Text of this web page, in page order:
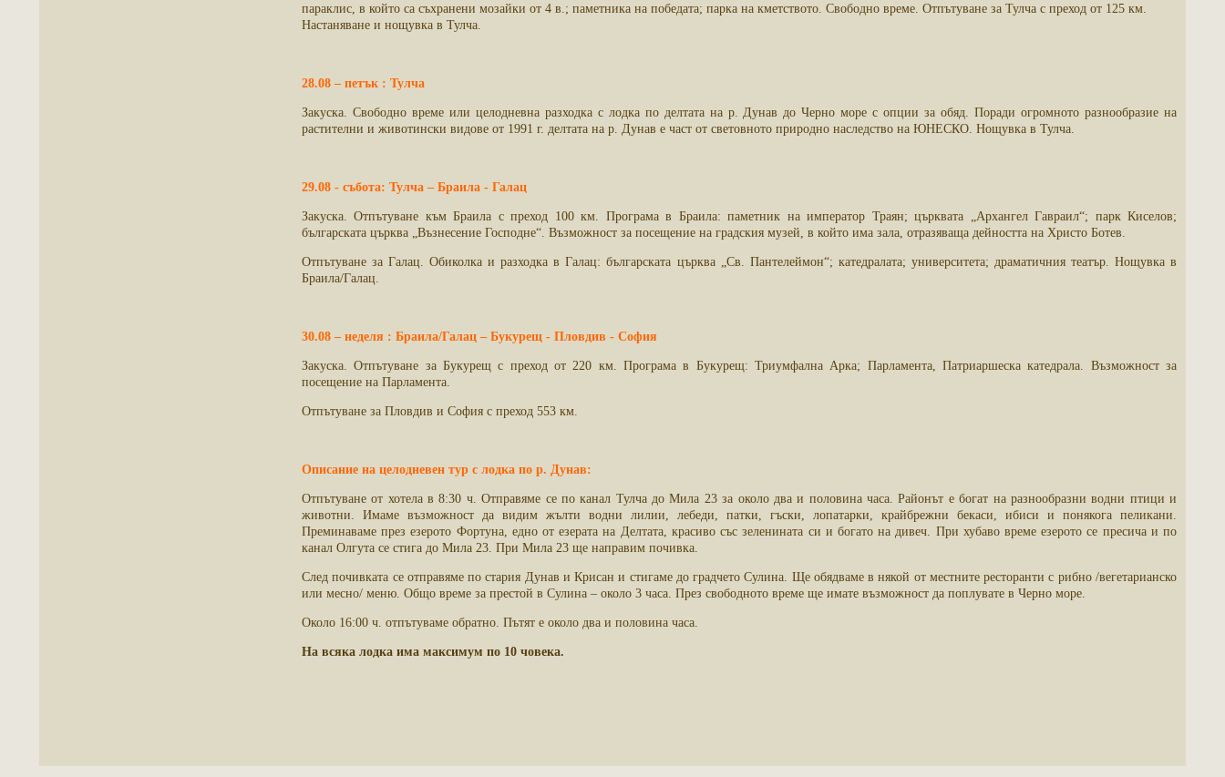
параклис, в който са съхранени мозайки от 4 в.; паметника на победата; парка на кметството. Свободно време. Отпътуване за Тулча с преход от 125 км.
Настаняване и нощувка в Тулча.
28.08 – петък : Тулча
Закуска. Свободно време или целодневна разходка с лодка по делтата на р. Дунав до Черно море с опции за обяд. Поради огромното разнообразие на
растителни и животински видове от 1991 г. делтата на р. Дунав е част от световното природно наследство на ЮНЕСКО. Нощувка в Тулча.
29.08 - събота: Тулча – Браила - Галац
Закуска. Отпътуване към Браила с преход 100 км. Програма в Браила: паметник на император Траян; църквата „Архангел Гавраил“; парк Киселов;
българската църква „Възнесение Господне“. Възможност за посещение на градския музей, в който има зала, отразяваща дейността на Христо Ботев.
Отпътуване за Галац. Обиколка и разходка в Галац: българската църква „Св. Пантелеймон“; катедралата; университета; драматичния театър. Нощувка в
Браила/Галац.
30.08 – неделя : Браила/Галац – Букурещ - Пловдив - София
Закуска. Отпътуване за Букурещ с преход от 220 км. Програма в Букурещ: Триумфална Арка; Парламента, Патриаршеска катедрала. Възможност за
посещение на Парламента.
Отпътуване за Пловдив и София с преход 553 км.
Описание на целодневен тур с лодка по р. Дунав:
Отпътуване от хотела в 8:30 ч. Отправяме се по канал Тулча до Мила 23 за около два и половина часа. Районът е богат на разнообразни водни птици и
животни. Имаме възможност да видим жълти водни лилии, лебеди, патки, гъски, лопатарки, крайбрежни бекаси, ибиси и понякога пеликани.
Преминаваме през езерото Фортуна, едно от езерата на Делтата, красиво със зеленината си и богато на дивеч. При хубаво време езерото се пресича и по
канал Олгута се стига до Мила 23. При Мила 23 ще направим почивка.
След почивката се отправяме по стария Дунав и Крисан и стигаме до градчето Сулина. Ще обядваме в някой от местните ресторанти с рибно /вегетарианско
или месно/ меню. Общо време за престой в Сулина – около 3 часа. През свободното време ще имате възможност да поплувате в Черно море.
Около 16:00 ч. отпътуваме обратно. Пътят е около два и половина часа.
На всяка лодка има максимум по 10 човека.